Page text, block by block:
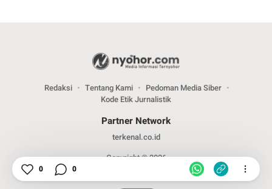
Redaksi Tentang Kami
Pedoman Media Siber
Kode Etik Jurnalistik
Partner Network
terkenal.co.id
Copyright © 2026
0 0